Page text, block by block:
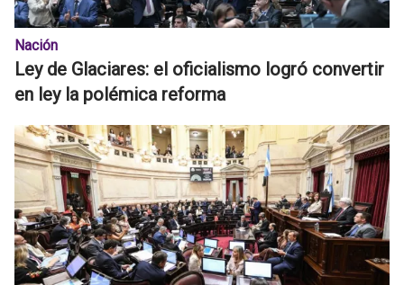
Nación
Ley de Glaciares: el oficialismo logró convertir
en ley la polémica reforma